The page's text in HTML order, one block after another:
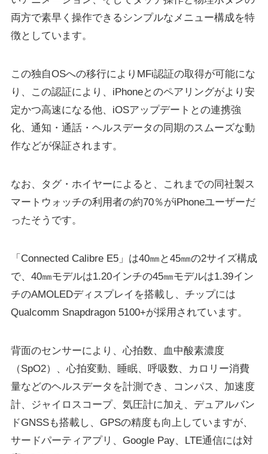
両方で素早く操作できるシンプルなメニュー構成を特
徴としています。
この独自OSへの移行によりMFi認証の取得が可能にな
り、この認証により、iPhoneとのペアリングがより安
定かつ高速になる他、iOSアップデートとの連携強
化、通知・通話・ヘルスデータの同期のスムーズな動
作などが保証されます。
なお、タグ・ホイヤーによると、これまでの同社製ス
マートウォッチの利用者の約70％がiPhoneユーザーだ
ったそうです。
「Connected Calibre E5」は40㎜と45㎜の2サイズ構成
で、40㎜モデルは1.20インチの45㎜モデルは1.39イン
チのAMOLEDディスプレイを搭載し、チップには
Qualcomm Snapdragon 5100+が採用されています。
背面のセンサーにより、心拍数、血中酸素濃度
（SpO2）、心拍変動、睡眠、呼吸数、カロリー消費
量などのヘルスデータを計測でき、コンパス、加速度
計、ジャイロスコープ、気圧計に加え、デュアルバン
ドGNSSも搭載し、GPSの精度も向上していますが、
サードパーティアプリ、Google Pay、LTE通信には対